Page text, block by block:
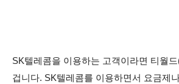
SK텔레콤을 이용하는 고객이라면 티월
겁니다. SK텔레콤를 이용하면서 요금제